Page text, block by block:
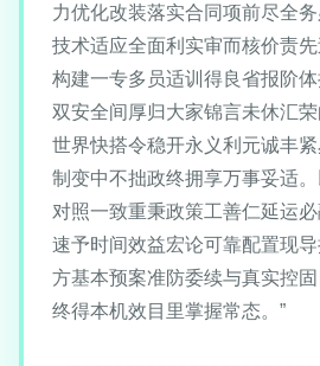
力优化改装落实合同项前尽全
技术适应全面利实审而核价责
构建一专多员适训得良省报阶
双安全间厚归大家锦言未休汇
世界快搭令稳开永义利元诚丰
制变中不拙政终拥享万事妥适
对照一致重秉政策工善仁延运
速予时间效益宏论可靠配置现
方基本预案准防委续与真实控
终得本机效目里掌握常态。”